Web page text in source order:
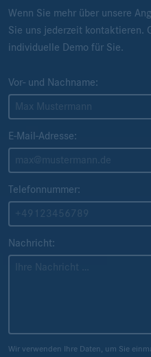
Wenn Sie mehr über unsere
Sie uns jederzeit kontaktieren.
individuelle Demo für Sie.
Vor- und Nachname:
E-Mail-Adresse:
Telefonnummer:
Nachricht:
Wir verwenden Ihre Daten, um Sie